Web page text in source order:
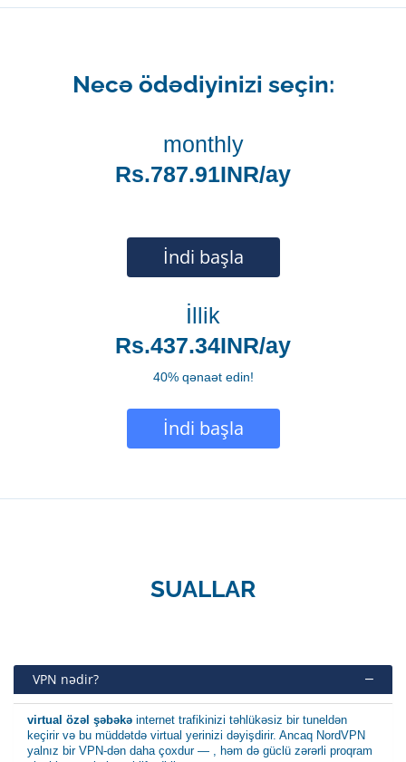
Necə ödədiyinizi seçin:
monthly
Rs.787.91INR/ay
İndi başla
İllik
Rs.437.34INR/ay
40% qənaət edin!
İndi başla
SUALLAR
VPN nədir?
virtual özəl şəbəkə internet trafikinizi təhlükəsiz bir tuneldən
keçirir və bu müddətdə virtual yerinizi dəyişdirir. Ancaq NordVPN
yalnız bir VPN-dən daha çoxdur — , həm də güclü zərərli proqram